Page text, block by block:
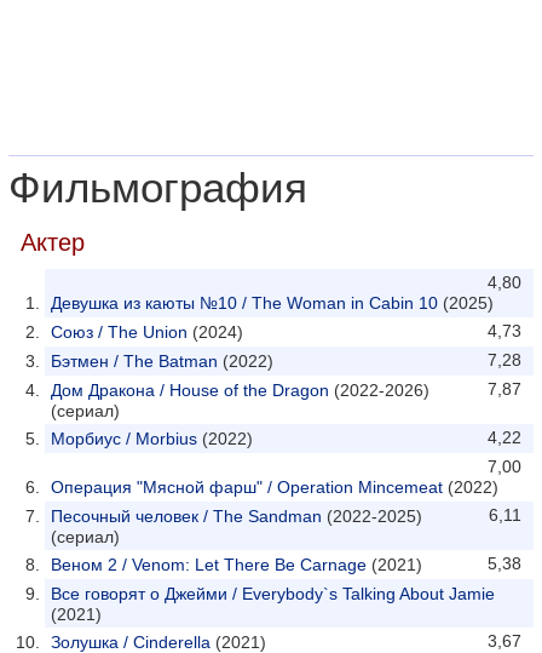
Фильмография
Актер
4,80
Девушка из каюты №10 / The Woman in Cabin 10 (2025)
4,73
Союз / The Union (2024)
7,28
Бэтмен / The Batman (2022)
7,87
Дом Дракона / House of the Dragon (2022-2026)
(сериал)
4,22
Морбиус / Morbius (2022)
7,00
Операция "Мясной фарш" / Operation Mincemeat (2022)
6,11
Песочный человек / The Sandman (2022-2025)
(сериал)
5,38
Веном 2 / Venom: Let There Be Carnage (2021)
Все говорят о Джейми / Everybody`s Talking About Jamie
(2021)
3,67
Золушка / Cinderella (2021)